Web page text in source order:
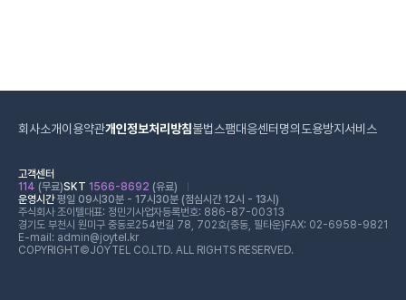
회사소개이용약관개인정보처리방침불법스팸대응센터 명의도용방지서비스
고객센터
114 (무료)SKT 1566-8692 (유료)
운영시간평일 09시30분 - 17시30분 (점심시간 12시 - 13시)
주식회사 조이텔대표: 정민기 사업자등록번호: 886-87-00313
경기도 부천시 원미구 중동로254번길 78, 702호(중동, 필타운) FAX: 02-6958-9821
E-mail: admin@joytel.kr
COPYRIGHT©JOYTEL CO.LTD. ALL RIGHTS RESERVED.